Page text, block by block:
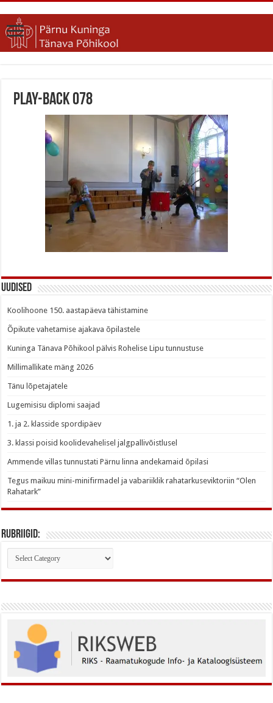
Play-back 078
Uudised
Koolihoone 150. aastapäeva tähistamine
Õpikute vahetamise ajakava õpilastele
Kuninga Tänava Põhikool pälvis Rohelise Lipu tunnustuse
Millimallikate mäng 2026
Tänu lõpetajatele
Lugemisisu diplomi saajad
1. ja 2. klasside spordipäev
3. klassi poisid koolidevahelisel jalgpallivõistlusel
Ammende villas tunnustati Pärnu linna andekamaid õpilasi
Tegus maikuu mini-minifirmadel ja vabariiklik rahatarkuseviktoriin “Olen
Rahatark”
Rubriigid:
Rubriigid: